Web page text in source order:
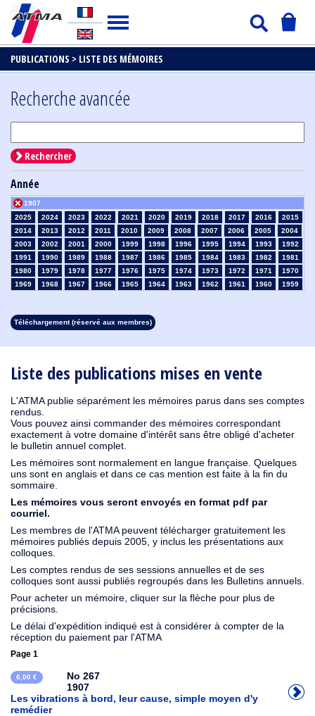
PUBLICATIONS > LISTE DES MÉMOIRES
Liste des publications mises en vente
L'ATMA publie séparément les mémoires parus dans ses comptes
rendus.
Vous pouvez ainsi commander des mémoires correspondant
exactement à votre domaine d'intérêt sans être obligé d'acheter
le bulletin annuel complet.
Les mémoires sont normalement en langue française. Quelques
uns sont en anglais et dans ce cas mention est faite à la fin du
sommaire.
Les mémoires vous seront envoyés en format pdf par
courriel.
Les membres de l'ATMA peuvent télécharger gratuitement les
mémoires publiés depuis 2005, y inclus les présentations aux
colloques.
Les comptes rendus de ses sessions annuelles et de ses
colloques sont aussi publiés regroupés dans les Bulletins annuels.
Pour acheter un mémoire, cliquer sur la flèche pour plus de
précisions.
Le délai d'expédition indiqué est à considérer à compter de la
réception du paiement par l'ATMA
Page 1
6,00 €
No 267
1907
Les vibrations à bord, leur cause, simple moyen d'y
remédier
Recherche avancée
Rechercher
Année
2025 2024 2023 2022 2021 2020 2019 2018 2017 2016
2015
2014
2013 2012 2011 2010 2009 2008 2007 2006 2005
2004
2003
2002 2001 2000 1999 1998 1996 1995 1994 1993
1992
1991
1990 1989 1988 1987 1986 1985 1984 1983 1982
1981
1980
1979 1978 1977 1976 1975 1974 1973 1972 1971
1970
1969
1968 1967 1966 1965 1964 1963 1962 1961 1960
1959
1931
1930 1929 1928 1927 1926
1907
Téléchargement (réservé aux membres)